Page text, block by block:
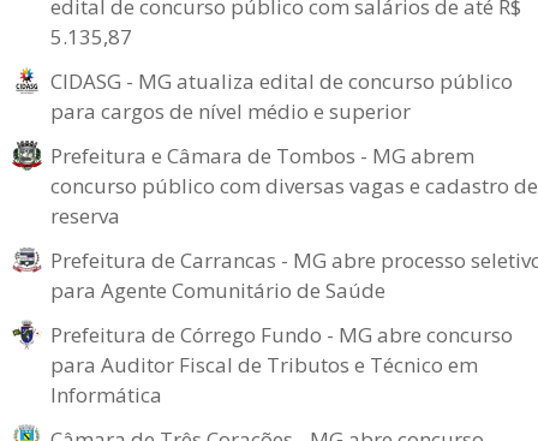
edital de concurso público com salários de até R$
5.135,87
CIDASG - MG atualiza edital de concurso público
para cargos de nível médio e superior
Prefeitura e Câmara de Tombos - MG abrem
concurso público com diversas vagas e cadastro de
reserva
Prefeitura de Carrancas - MG abre processo
para Agente Comunitário de Saúde
Prefeitura de Córrego Fundo - MG abre concurso
para Auditor Fiscal de Tributos e Técnico em
Informática